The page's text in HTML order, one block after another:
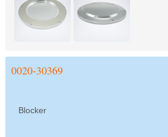
0020-30369
Blocker